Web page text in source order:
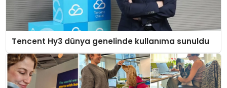
Tencent Hy3 dünya genelinde kullanıma sunuldu